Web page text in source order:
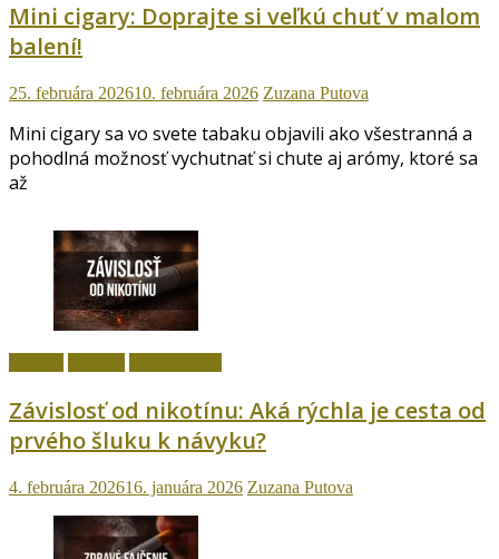
Mini cigary: Doprajte si veľkú chuť v malom
balení!
25. februára 202610. februára 2026 Zuzana Putova
Mini cigary sa vo svete tabaku objavili ako všestranná a
pohodlná možnosť vychutnať si chute aj arómy, ktoré sa
až
Závislosť od nikotínu: Aká rýchla je cesta od
prvého šluku k návyku?
4. februára 202616. januára 2026 Zuzana Putova